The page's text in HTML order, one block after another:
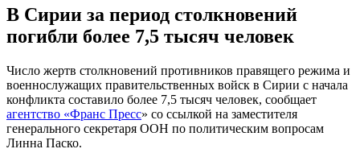
В Сирии за период столкновений
погибли более 7,5 тысяч человек
Число жертв столкновений противников правящего режима и
военнослужащих правительственных войск в Сирии с начала
конфликта составило более 7,5 тысяч человек, сообщает
агентство «Франс Пресс» со ссылкой на заместителя
генерального секретаря ООН по политическим вопросам
Линна Паско.